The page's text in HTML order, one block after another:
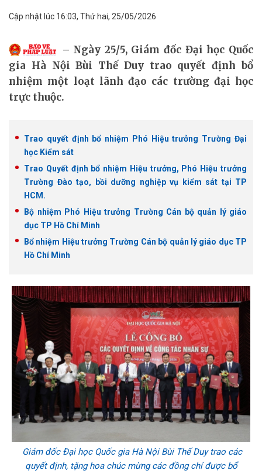
Cập nhật lúc 16:03, Thứ hai, 25/05/2026
Ngày 25/5, Giám đốc Đại học Quốc
gia Hà Nội Bùi Thế Duy trao quyết định bổ
nhiệm một loạt lãnh đạo các trường đại học
trực thuộc.
Trao quyết định bổ nhiệm Phó Hiệu trưởng Trường Đại
học Kiểm sát
Trao Quyết định bổ nhiệm Hiệu trưởng, Phó Hiệu trưởng
Trường Đào tạo, bồi dưỡng nghiệp vụ kiểm sát tại TP
HCM.
Bộ nhiệm Phó Hiệu trưởng Trường Cán bộ quản lý giáo
dục TP Hồ Chí Minh
Bổ nhiệm Hiệu trưởng Trường Cán bộ quản lý giáo dục TP
Hồ Chí Minh
Giám đốc Đại học Quốc gia Hà Nội Bùi Thế Duy trao các
quyết định, tặng hoa chúc mừng các đồng chí được bổ